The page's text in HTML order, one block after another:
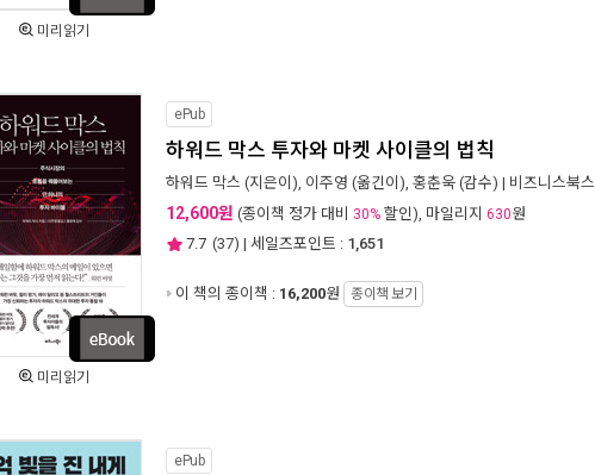
미리읽기
미리읽기
ePub
하워드 막스 투자와 마켓 사이클의 법칙
하워드 막스 (지은이), 이주영 (옮긴이), 홍춘욱 (감수) | 비즈니스북스
12,600원 (종이책 정가 대비 30% 할인), 마일리지 630원
7.7 (37) | 세일즈포인트 : 1,651
이 책의 종이책 : 16,200원 종이책 보기
ePub